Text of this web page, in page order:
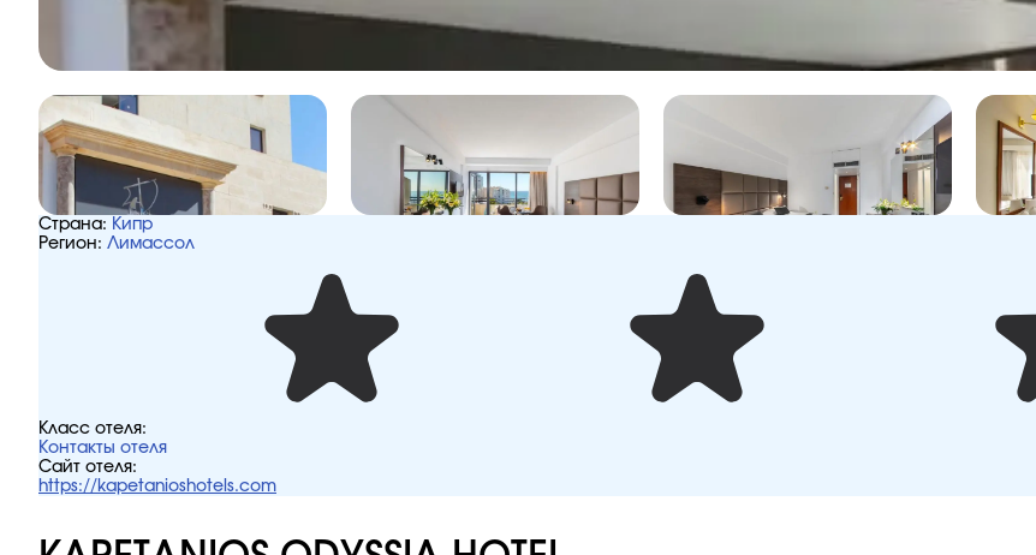
Страна: Кипр
Регион: Лимассол
Класс отеля:
Контакты отеля
Сайт отеля:
https://kapetanioshotels.com